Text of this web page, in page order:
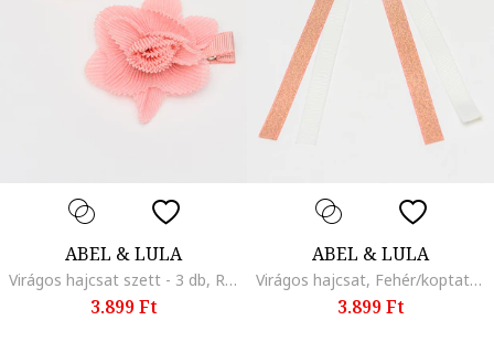
ABEL & LULA
Virágos hajcsat szett - 3 db, Rózsaszín
3.899 Ft
ABEL & LULA
Virágos hajcsat, Fehér/koptatott rózsaszín
3.899 Ft